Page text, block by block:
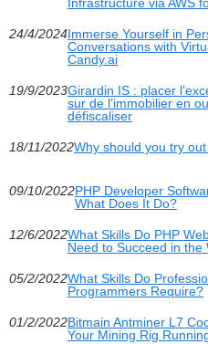
24/4/2024Immerse Yourself in
Conversations with
Candy.ai
19/9/2023Girardin IS : placer
sur de l’immobilier en
défiscaliser
18/11/2022Why should you try
09/10/2022PHP Developer
What Does It Do?
12/6/2022What Skills Do PHP
Need to Succeed in the
05/2/2022What Skills Do
Programmers Require?
01/2/2022Bitmain Antminer L7
Your Mining Rig